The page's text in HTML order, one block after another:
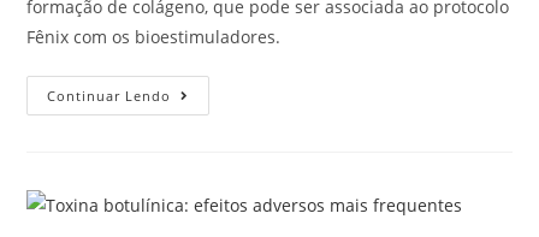
formação de colágeno, que pode ser associada ao protocolo
Fênix com os bioestimuladores.
Continuar Lendo